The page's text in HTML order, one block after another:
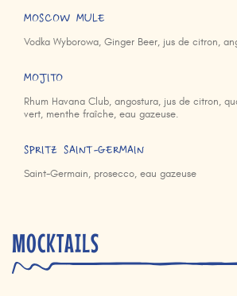
MOSCOW MULE
Vodka Wyborowa, Ginger Beer, jus de citron,
MOJITO
Rhum Havana Club, angostura, jus de citron,
vert, menthe fraîche, eau gazeuse.
SPRITZ SAINT-GERMAIN
Saint-Germain, prosecco, eau gazeuse
MOCKTAILS